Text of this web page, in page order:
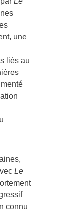
une
liés au
Le
connu